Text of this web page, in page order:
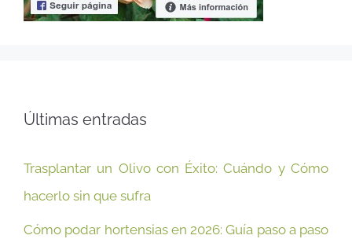
Últimas entradas
Trasplantar un Olivo con Éxito: Cuándo y Cómo
hacerlo sin que sufra
Cómo podar hortensias en 2026: Guía paso a paso